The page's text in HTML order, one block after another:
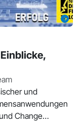
und
Change